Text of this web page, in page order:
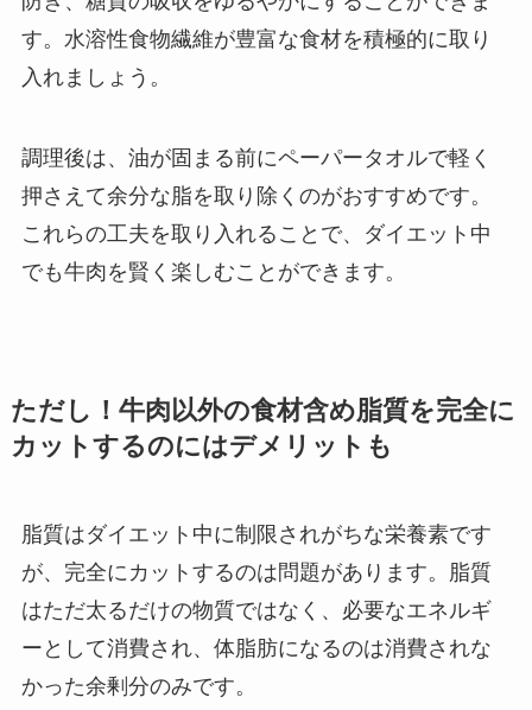
す。水溶性食物繊維が豊富な食材を積極的に取り
入れましょう。
調理後は、油が固まる前にペーパータオルで軽く
押さえて余分な脂を取り除くのがおすすめです。
これらの工夫を取り入れることで、ダイエット中
でも牛肉を賢く楽しむことができます。
ただし！牛肉以外の食材含め脂質を完全に
カットするのにはデメリットも
脂質はダイエット中に制限されがちな栄養素です
が、完全にカットするのは問題があります。脂質
はただ太るだけの物質ではなく、必要なエネルギ
ーとして消費され、体脂肪になるのは消費されな
かった余剰分のみです。